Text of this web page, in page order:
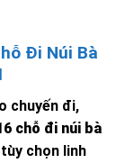
Đi Núi Bà
chuyến đi,
chỗ đi núi bà
chọn linh